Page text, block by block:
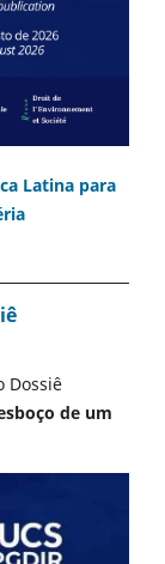
Latina para
Dossiê
de um